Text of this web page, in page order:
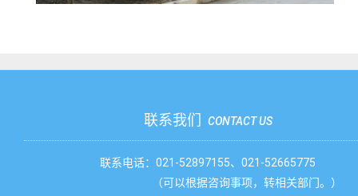
联系我们 CONTACT US
联系电话：021-52897155、021-52665775
（可以根据咨询事项，转相关部门。）